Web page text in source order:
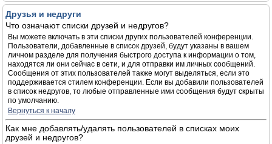
Друзья и недруги
Что означают списки друзей и недругов?
Вы можете включать в эти списки других пользователей конференции.
Пользователи, добавленные в список друзей, будут указаны в вашем
личном разделе для получения быстрого доступа к информации о том,
находятся ли они сейчас в сети, и для отправки им личных сообщений.
Сообщения от этих пользователей также могут выделяться, если это
поддерживается стилем конференции. Если вы добавили пользователей
в список недругов, то любые отправленные ими сообщения будут скрыты
по умолчанию.
Вернуться к началу
Как мне добавлять/удалять пользователей в списках моих
друзей и недругов?